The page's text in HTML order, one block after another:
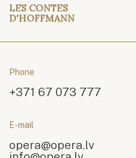
LES CONTES
D'HOFFMANN
Phone
+371 67 073 777
E-mail
opera@opera.lv